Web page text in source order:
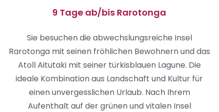
9 Tage ab/bis Rarotonga
Sie besuchen die abwechslungsreiche Insel
Rarotonga mit seinen fröhlichen Bewohnern und das
Atoll Aitutaki mit seiner türkisblauen Lagune. Die
ideale Kombination aus Landschaft und Kultur für
einen unvergesslichen Urlaub. Nach Ihrem
Aufenthalt auf der grünen und vitalen Insel